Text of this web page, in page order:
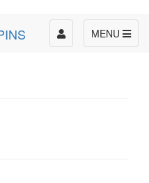
MENU
Toggle
navigation